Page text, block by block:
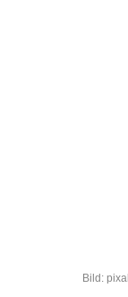
Bild: